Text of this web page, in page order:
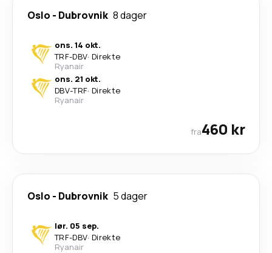
Oslo - Dubrovnik 8 dager
ons. 14 okt.
TRF-DBV· Direkte
Ryanair
ons. 21 okt.
DBV-TRF· Direkte
Ryanair
fra460 kr
Oslo - Dubrovnik 5 dager
lør. 05 sep.
TRF-DBV· Direkte
Ryanair